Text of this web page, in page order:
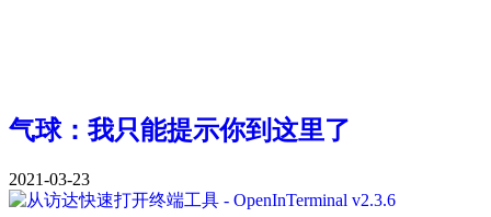
气球：我只能提示你到这里了
2021-03-23